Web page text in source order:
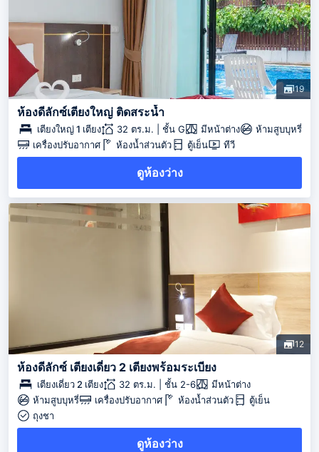
19
ห้องดีลักซ์เตียงใหญ่ ติดสระน้ำ
เตียงใหญ่ 1 เตียง 32 ตร.ม. | ชั้น G มีหน้าต่าง
ห้ามสูบบุหรี่
เครื่องปรับอากาศ
ห้องน้ำส่วนตัว ตู้เย็น ทีวี
ดูห้องว่าง
12
ห้องดีลักซ์ เตียงเดี่ยว 2 เตียงพร้อมระเบียง
เตียงเดี่ยว 2 เตียง 32 ตร.ม. | ชั้น 2-6
มีหน้าต่าง
ห้ามสูบบุหรี่
เครื่องปรับอากาศ ห้องน้ำส่วนตัว
ตู้เย็น
ถุงชา
ดูห้องว่าง